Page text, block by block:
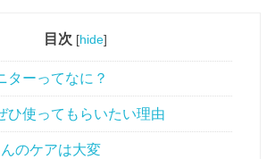
目次 [hide]
ターってなに？
ひ使ってもらいたい理由
のケアは大変